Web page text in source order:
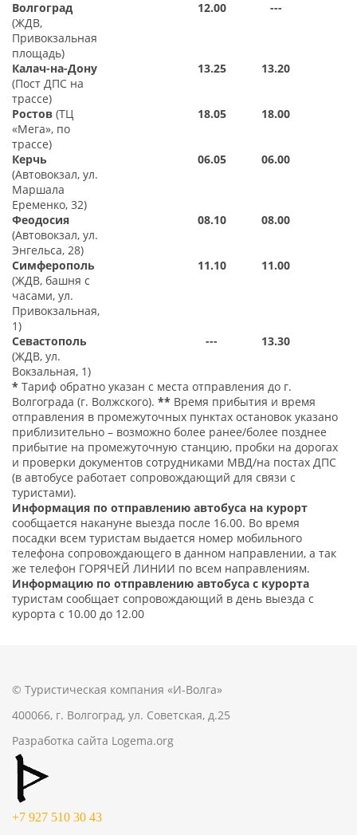
Волгоград
(ЖДВ,
Привокзальная
площадь)
12.00 ---
Калач-на-Дону
(Пост ДПС на
трассе)
13.25 13.20
Ростов (ТЦ
«Мега», по
трассе)
18.05 18.00
Керчь
(Автовокзал, ул.
Маршала
Еременко, 32)
06.05 06.00
Феодосия
(Автовокзал, ул.
Энгельса, 28)
08.10 08.00
Симферополь
(ЖДВ, башня с
часами, ул.
Привокзальная,
1)
11.10 11.00
Севастополь
(ЖДВ, ул.
Вокзальная, 1)
--- 13.30
* Тариф обратно указан с места отправления до г.
Волгограда (г. Волжского). ** Время прибытия и время
отправления в промежуточных пунктах остановок указано
приблизительно – возможно более ранее/более позднее
прибытие на промежуточную станцию, пробки на дорогах
и проверки документов сотрудниками МВД/на постах ДПС
(в автобусе работает сопровождающий для связи с
туристами).
Информация по отправлению автобуса на курорт
сообщается накануне выезда после 16.00. Во время
посадки всем туристам выдается номер мобильного
телефона сопровождающего в данном направлении, а так
же телефон ГОРЯЧЕЙ ЛИНИИ по всем направлениям.
Информацию по отправлению автобуса с курорта
туристам сообщает сопровождающий в день выезда с
курорта с 10.00 до 12.00
© Туристическая компания «И-Волга»
400066, г. Волгоград, ул. Советская, д.25
Разработка сайта Logema.org
+7 927 510 30 43